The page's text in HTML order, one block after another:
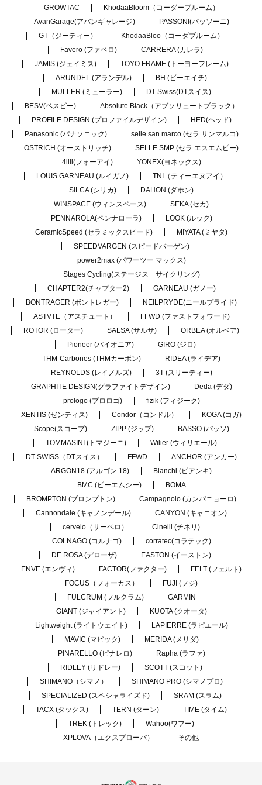
GROWTAC
KhodaaBloom（コーダーブルーム）
AvanGarage(アバンギャレージ)
PASSONI(パッソーニ)
GT（ジーティー）
KhodaaBloo（コーダブルーム）
Favero (ファベロ)
CARRERA (カレラ)
JAMIS (ジェイミス)
TOYO FRAME (トーヨーフレーム)
ARUNDEL (アランデル)
BH (ビーエイチ)
MULLER (ミューラー)
DT Swiss(DTスイス)
BESV(ベスビー)
Absolute Black（アブソリュートブラック）
PROFILE DESIGN (プロファイルデザイン)
HED(ヘッド)
Panasonic (パナソニック)
selle san marco (セラ サンマルコ)
OSTRICH (オーストリッチ)
SELLE SMP (セラ エスエムピー)
4iiii(フォーアイ)
YONEX(ヨネックス)
LOUIS GARNEAU (ルイガノ)
TNI（ティーエヌアイ）
SILCA (シリカ)
DAHON (ダホン)
WINSPACE (ウィンスペース)
SEKA (セカ)
PENNAROLA(ペンナローラ)
LOOK (ルック)
CeramicSpeed (セラミックスピード)
MIYATA (ミヤタ)
SPEEDVARGEN (スピードバーゲン)
power2max (パワーツー マックス)
Stages Cycling(ステージス サイクリング)
CHAPTER2(チャプター2)
GARNEAU (ガノー)
BONTRAGER (ボントレガー)
NEILPRYDE(ニールプライド)
ASTVTE（アスチュート）
FFWD (ファストフォワード)
ROTOR (ローター)
SALSA (サルサ)
ORBEA (オルベア)
Pioneer (パイオニア)
GIRO (ジロ)
THM-Carbones (THMカーボン)
RIDEA (ライデア)
REYNOLDS (レイノルズ)
3T (スリーティー)
GRAPHITE DESIGN(グラファイトデザイン)
Deda (デダ)
prologo (プロロゴ)
fizik (フィジーク)
XENTIS (ゼンティス)
Condor（コンドル）
KOGA (コガ)
Scope(スコープ)
ZIPP (ジップ)
BASSO (バッソ)
TOMMASINI (トマジーニ)
Wilier (ウィリエール)
DT SWISS（DTスイス）
FFWD
ANCHOR (アンカー)
ARGON18 (アルゴン 18)
Bianchi (ビアンキ)
BMC (ビーエムシー)
BOMA
BROMPTON (ブロンプトン)
Campagnolo (カンパニョーロ)
Cannondale (キャノンデール)
CANYON (キャニオン)
cervelo（サーベロ）
Cinelli (チネリ)
COLNAGO (コルナゴ)
corratec(コラテック)
DE ROSA (デローザ)
EASTON (イーストン)
ENVE (エンヴィ)
FACTOR(ファクター)
FELT (フェルト)
FOCUS（フォーカス）
FUJI (フジ)
FULCRUM (フルクラム)
GARMIN
GIANT (ジャイアント)
KUOTA (クオータ)
Lightweight (ライトウェイト)
LAPIERRE (ラピエール)
MAVIC (マビック)
MERIDA (メリダ)
PINARELLO (ピナレロ)
Rapha (ラファ)
RIDLEY (リドレー)
SCOTT (スコット)
SHIMANO（シマノ）
SHIMANO PRO (シマノプロ)
SPECIALIZED (スペシャライズド)
SRAM (スラム)
TACX (タックス)
TERN (ターン)
TIME (タイム)
TREK (トレック)
Wahoo(ワフー)
XPLOVA（エクスプローバ）
その他